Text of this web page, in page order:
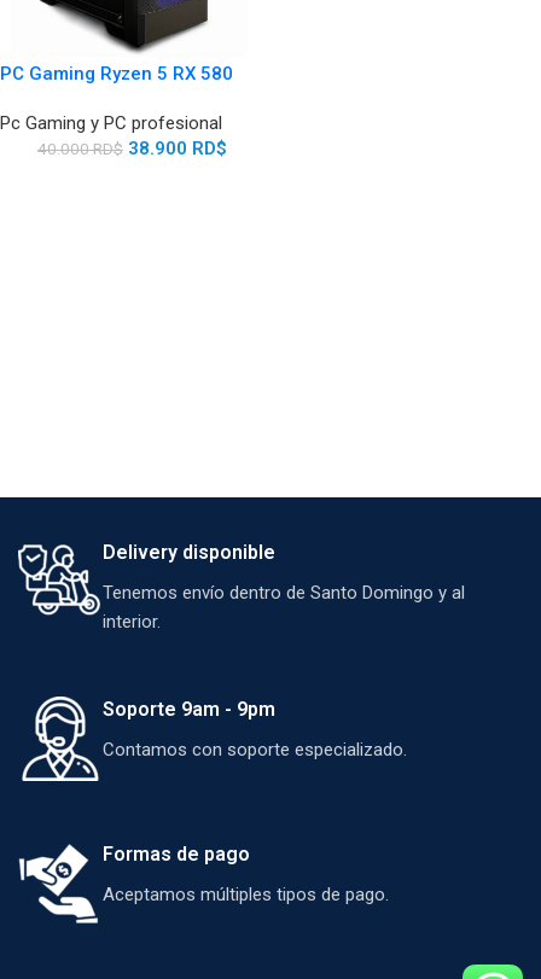
PC Gaming Ryzen 5 RX 580
Pc Gaming y PC profesional
40.000RD$ 38.900 RD$
Delivery disponible
Tenemos envío dentro de Santo Domingo y al
interior.
Soporte 9am - 9pm
Contamos con soporte especializado.
Formas de pago
Aceptamos múltiples tipos de pago.